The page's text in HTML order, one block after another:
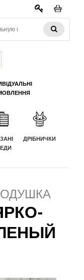
КАБИНЕТ
ДРІБНИЧКИ